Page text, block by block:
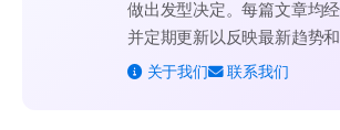
做出发型决定。每篇文章均
并定期更新以反映最新趋势和
关于我们 联系我们